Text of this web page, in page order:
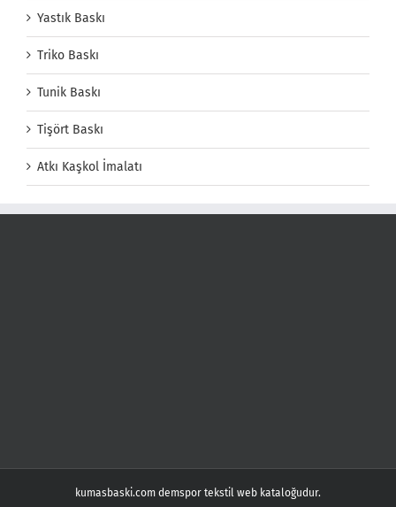
Yastık Baskı
Triko Baskı
Tunik Baskı
Tişört Baskı
Atkı Kaşkol İmalatı
kumasbaski.com demspor tekstil web kataloğudur.